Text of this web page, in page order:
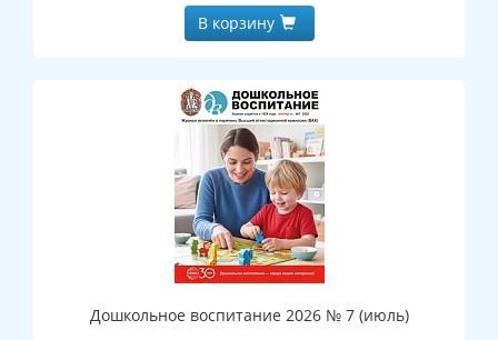
В корзину
Дошкольное воспитание 2026 № 7 (июль)